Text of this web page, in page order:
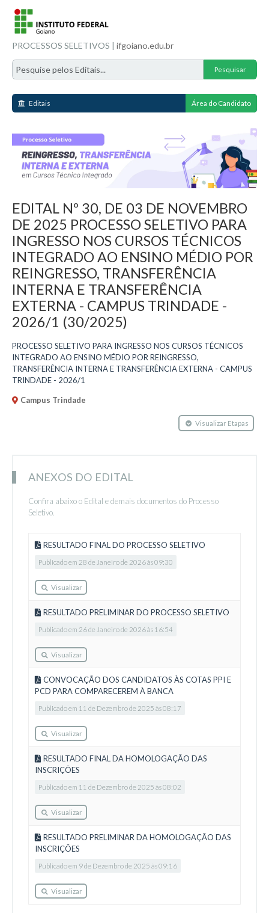
PROCESSOS SELETIVOS | ifgoiano.edu.br
Editais Área do Candidato
EDITAL Nº 30, DE 03 DE NOVEMBRO
DE 2025 PROCESSO SELETIVO PARA
INGRESSO NOS CURSOS TÉCNICOS
INTEGRADO AO ENSINO MÉDIO POR
REINGRESSO, TRANSFERÊNCIA
INTERNA E TRANSFERÊNCIA
EXTERNA - CAMPUS TRINDADE -
2026/1 (30/2025)
PROCESSO SELETIVO PARA INGRESSO NOS CURSOS TÉCNICOS
INTEGRADO AO ENSINO MÉDIO POR REINGRESSO,
TRANSFERÊNCIA INTERNA E TRANSFERÊNCIA EXTERNA - CAMPUS
TRINDADE - 2026/1
Campus Trindade
Visualizar Etapas
ANEXOS DO EDITAL
Confira abaixo o Edital e demais documentos do Processo
Seletivo.
RESULTADO FINAL DO PROCESSO SELETIVO
Publicado em 28 de Janeiro de 2026 às 09:30
Visualizar
RESULTADO PRELIMINAR DO PROCESSO SELETIVO
Publicado em 26 de Janeiro de 2026 às 16:54
Visualizar
CONVOCAÇÃO DOS CANDIDATOS ÀS COTAS PPI E
PCD PARA COMPARECEREM À BANCA
Publicado em 11 de Dezembro de 2025 às 08:17
Visualizar
RESULTADO FINAL DA HOMOLOGAÇÃO DAS
INSCRIÇÕES
Publicado em 11 de Dezembro de 2025 às 08:02
Visualizar
RESULTADO PRELIMINAR DA HOMOLOGAÇÃO DAS
INSCRIÇÕES
Publicado em 9 de Dezembro de 2025 às 09:16
Visualizar